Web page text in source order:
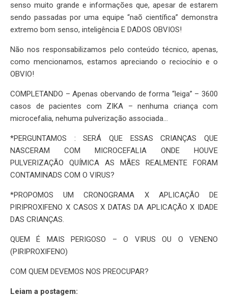
senso muito grande e informações que, apesar de estarem
sendo passadas por uma equipe “naõ científica” demonstra
extremo bom senso, inteligência E DADOS OBVIOS!
Não nos responsabilizamos pelo conteúdo técnico, apenas,
como mencionamos, estamos apreciando o reciocínio e o
OBVIO!
COMPLETANDO – Apenas obervando de forma “leiga” – 3600
casos de pacientes com ZIKA – nenhuma criança com
microcefalia, nehuma pulverização associada…
*PERGUNTAMOS : SERÁ QUE ESSAS CRIANÇAS QUE
NASCERAM COM MICROCEFALIA ONDE HOUVE
PULVERIZAÇÃO QUÍMICA AS MÃES REALMENTE FORAM
CONTAMINADS COM O VIRUS?
*PROPOMOS UM CRONOGRAMA X APLICAÇÃO DE
PIRIPROXIFENO X CASOS X DATAS DA APLICAÇÃO X IDADE
DAS CRIANÇAS.
QUEM É MAIS PERIGOSO – O VIRUS OU O VENENO
(PIRIPROXIFENO)
COM QUEM DEVEMOS NOS PREOCUPAR?
Leiam a postagem: